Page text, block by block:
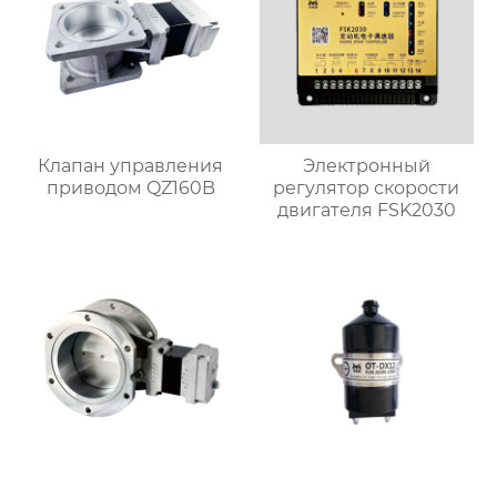
Клапан управления
приводом QZ160B
Электронный
регулятор скорости
двигателя FSK2030